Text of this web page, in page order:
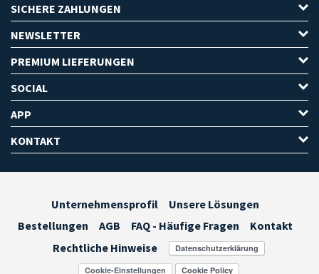
SICHERE ZAHLUNGEN
NEWSLETTER
PREMIUM LIEFERUNGEN
SOCIAL
APP
KONTAKT
Unternehmensprofil
Unsere Lösungen
Bestellungen
AGB FAQ - Häufige Fragen
Kontakt
Rechtliche Hinweise
Cookie-Einstellungen